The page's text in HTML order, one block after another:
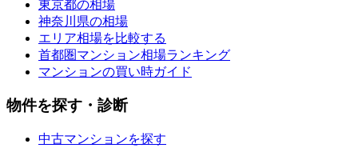
東京都の相場
神奈川県の相場
エリア相場を比較する
首都圏マンション相場ランキング
マンションの買い時ガイド
物件を探す・診断
中古マンションを探す